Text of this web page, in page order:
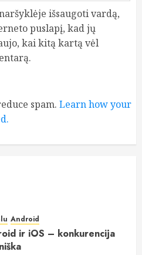
išsaugoti vardą,
puslapį, kad jų
kai kitą kartą vėl
spam. Learn how your
Android
ir iOS – konkurencija